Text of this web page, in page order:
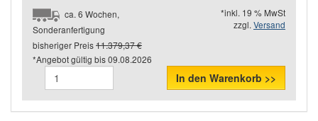
ca. 6 Wochen,
Sonderanfertigung
*inkl. 19 % MwSt
zzgl. Versand
bisheriger Preis11.379,37 €
*Angebot gültig bis09.08.2026
In den Warenkorb >>